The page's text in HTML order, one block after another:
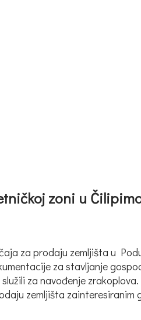
zoni u
za prodaju zemljišta u
za stavljanje
za navođenje
zemljišta zainteresiranim